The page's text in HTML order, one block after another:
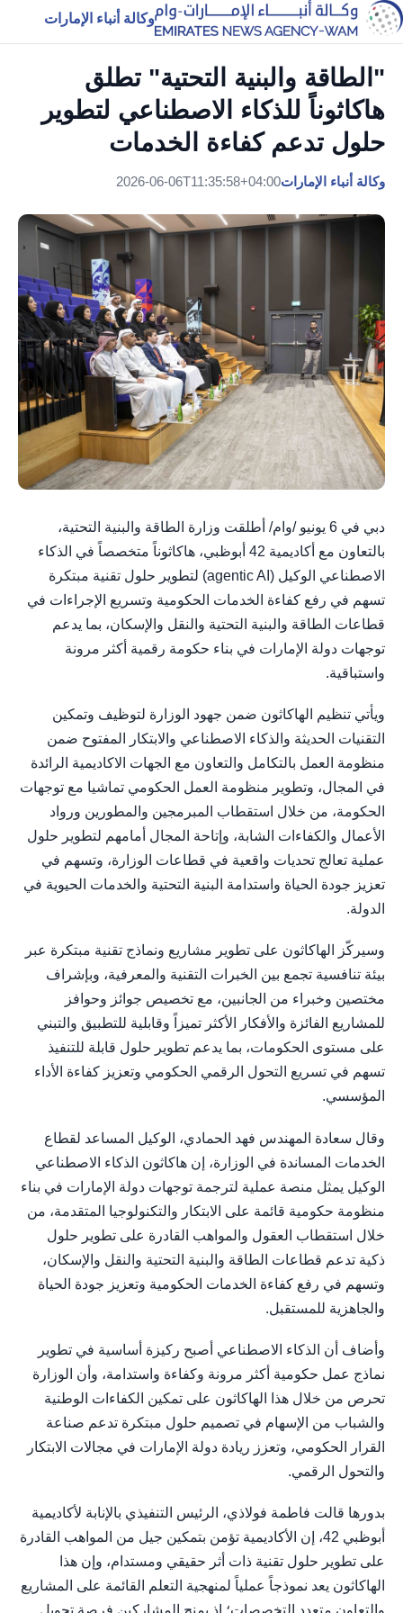
وكالة أنباء الإمارات
"الطاقة والبنية التحتية" تطلق
هاكاثوناً للذكاء الاصطناعي لتطوير
حلول تدعم كفاءة الخدمات
وكالة أنباء الإمارات2026-06-06T11:35:58+04:00
دبي في 6 يونيو /وام/ أطلقت وزارة الطاقة والبنية التحتية،
بالتعاون مع أكاديمية 42 أبوظبي، هاكاثوناً متخصصاً في الذكاء
الاصطناعي الوكيل (agentic AI) لتطوير حلول تقنية مبتكرة
تسهم في رفع كفاءة الخدمات الحكومية وتسريع الإجراءات في
قطاعات الطاقة والبنية التحتية والنقل والإسكان، بما يدعم
توجهات دولة الإمارات في بناء حكومة رقمية أكثر مرونة
واستباقية.
ويأتي تنظيم الهاكاثون ضمن جهود الوزارة لتوظيف وتمكين
التقنيات الحديثة والذكاء الاصطناعي والابتكار المفتوح ضمن
منظومة العمل بالتكامل والتعاون مع الجهات الاكاديمية الرائدة
في المجال، وتطوير منظومة العمل الحكومي تماشيا مع توجهات
الحكومة، من خلال استقطاب المبرمجين والمطورين ورواد
الأعمال والكفاءات الشابة، وإتاحة المجال أمامهم لتطوير حلول
عملية تعالج تحديات واقعية في قطاعات الوزارة، وتسهم في
تعزيز جودة الحياة واستدامة البنية التحتية والخدمات الحيوية في
الدولة.
وسيركّز الهاكاثون على تطوير مشاريع ونماذج تقنية مبتكرة عبر
بيئة تنافسية تجمع بين الخبرات التقنية والمعرفية، وبإشراف
مختصين وخبراء من الجانبين، مع تخصيص جوائز وحوافز
للمشاريع الفائزة والأفكار الأكثر تميزاً وقابلية للتطبيق والتبني
على مستوى الحكومات، بما يدعم تطوير حلول قابلة للتنفيذ
تسهم في تسريع التحول الرقمي الحكومي وتعزيز كفاءة الأداء
المؤسسي.
وقال سعادة المهندس فهد الحمادي، الوكيل المساعد لقطاع
الخدمات المساندة في الوزارة، إن هاكاثون الذكاء الاصطناعي
الوكيل يمثل منصة عملية لترجمة توجهات دولة الإمارات في بناء
منظومة حكومية قائمة على الابتكار والتكنولوجيا المتقدمة، من
خلال استقطاب العقول والمواهب القادرة على تطوير حلول
ذكية تدعم قطاعات الطاقة والبنية التحتية والنقل والإسكان،
وتسهم في رفع كفاءة الخدمات الحكومية وتعزيز جودة الحياة
والجاهزية للمستقبل.
وأضاف أن الذكاء الاصطناعي أصبح ركيزة أساسية في تطوير
نماذج عمل حكومية أكثر مرونة وكفاءة واستدامة، وأن الوزارة
تحرص من خلال هذا الهاكاثون على تمكين الكفاءات الوطنية
والشباب من الإسهام في تصميم حلول مبتكرة تدعم صناعة
القرار الحكومي، وتعزز ريادة دولة الإمارات في مجالات الابتكار
والتحول الرقمي.
بدورها قالت فاطمة فولاذي، الرئيس التنفيذي بالإنابة لأكاديمية
أبوظبي 42، إن الأكاديمية تؤمن بتمكين جيل من المواهب القادرة
على تطوير حلول تقنية ذات أثر حقيقي ومستدام، وإن هذا
الهاكاثون يعد نموذجاً عملياً لمنهجية التعلم القائمة على المشاريع
والتعاون متعدد التخصصات؛ إذ يمنح المشاركين فرصة تحويل